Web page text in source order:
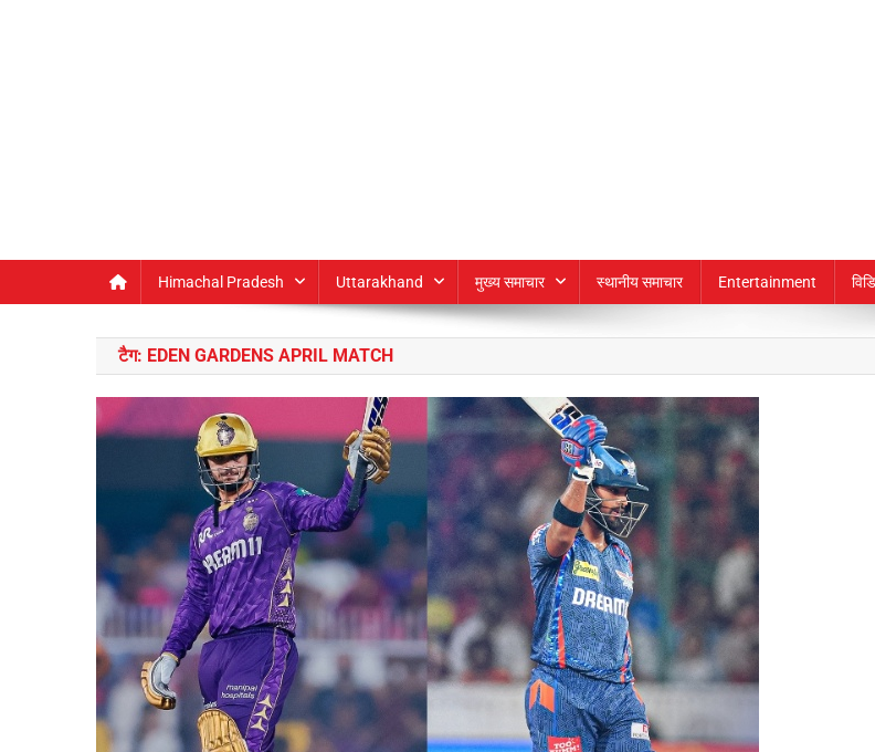
Himachal Pradesh Uttarakhand मुख्य समाचार स्थानीय समाचार Entertainment
टैग: EDEN GARDENS APRIL MATCH